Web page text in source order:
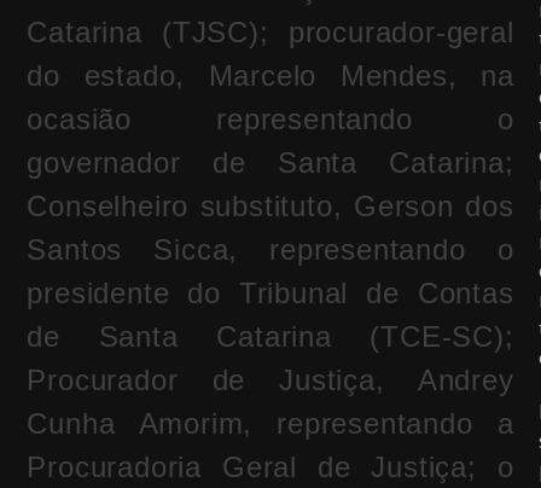
Catarina (TJSC); procurador-geral
do estado, Marcelo Mendes, na
ocasião representando o
governador de Santa Catarina;
Conselheiro substituto, Gerson dos
Santos Sicca, representando o
presidente do Tribunal de Contas
de Santa Catarina (TCE-SC);
Procurador de Justiça, Andrey
Cunha Amorim, representando a
Procuradoria Geral de Justiça; o